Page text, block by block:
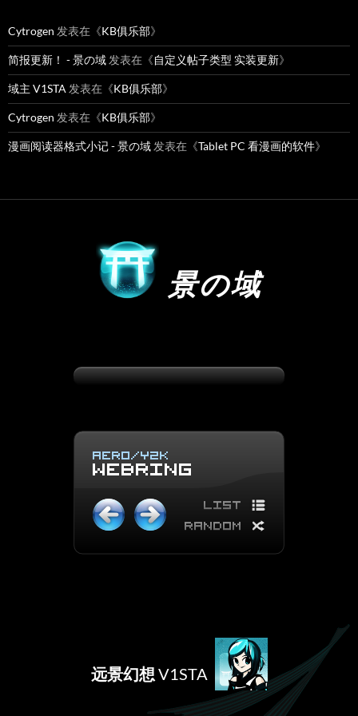
Cytrogen 发表在《KB俱乐部》
简报更新！ - 景の域 发表在《自定义帖子类型 实装更新》
域主 V1STA 发表在《KB俱乐部》
Cytrogen 发表在《KB俱乐部》
漫画阅读器格式小记 - 景の域 发表在《Tablet PC 看漫画的软件》
景の域
远景幻想 V1STA